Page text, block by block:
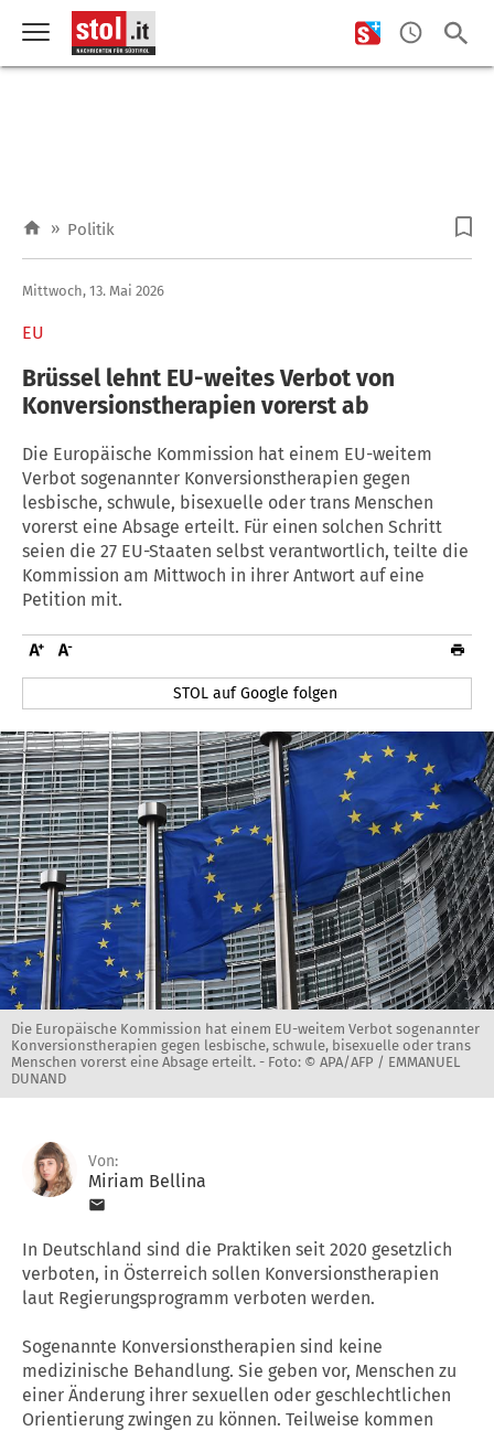
» Politik
EU
Mittwoch, 13. Mai 2026
Brüssel lehnt EU-weites Verbot von
Konversionstherapien vorerst ab
Die Europäische Kommission hat einem EU-weitem
Verbot sogenannter Konversionstherapien gegen
lesbische, schwule, bisexuelle oder trans Menschen
vorerst eine Absage erteilt. Für einen solchen Schritt
seien die 27 EU-Staaten selbst verantwortlich, teilte die
Kommission am Mittwoch in ihrer Antwort auf eine
Petition mit.
STOL auf Google folgen
Die Europäische Kommission hat einem EU-weitem Verbot sogenannter
Konversionstherapien gegen lesbische, schwule, bisexuelle oder trans
Menschen vorerst eine Absage erteilt. - Foto: © APA/AFP / EMMANUEL
DUNAND
Von:
Miriam Bellina
In Deutschland sind die Praktiken seit 2020 gesetzlich
verboten, in Österreich sollen Konversionstherapien
laut Regierungsprogramm verboten werden.
Sogenannte Konversionstherapien sind keine
medizinische Behandlung. Sie geben vor, Menschen zu
einer Änderung ihrer sexuellen oder geschlechtlichen
Orientierung zwingen zu können. Teilweise kommen